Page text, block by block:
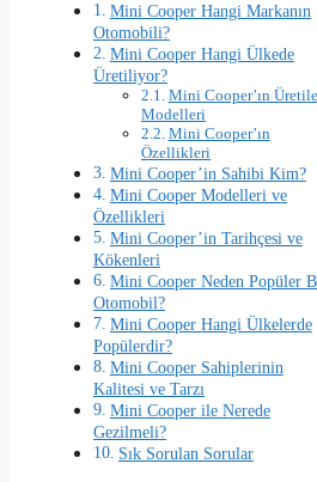
Mini Cooper Hangi Markanın
Otomobili?
Mini Cooper Hangi Ülkede
Üretiliyor?
Mini Cooper’ın
Modelleri
Mini Cooper’ın
Özellikleri
Mini Cooper’in Sahibi Kim?
Mini Cooper Modelleri ve
Özellikleri
Mini Cooper’in Tarihçesi ve
Kökenleri
Mini Cooper Neden Popüler
Otomobil?
Mini Cooper Hangi Ülkelerde
Popülerdir?
Mini Cooper Sahiplerinin
Kalitesi ve Tarzı
Mini Cooper ile Nerede
Gezilmeli?
Sık Sorulan Sorular